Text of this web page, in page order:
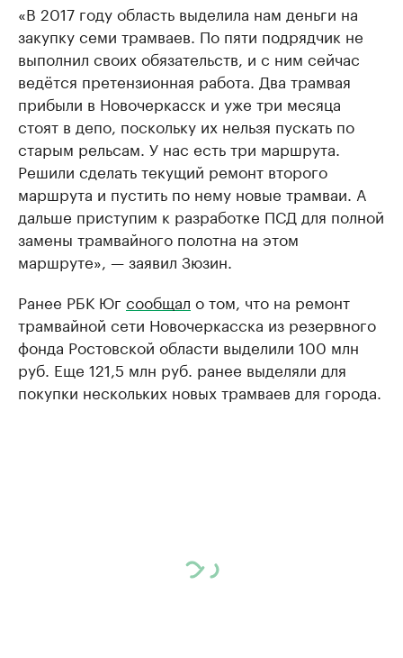
«В 2017 году область выделила нам деньги на
закупку семи трамваев. По пяти подрядчик не
выполнил своих обязательств, и с ним сейчас
ведётся претензионная работа. Два трамвая
прибыли в Новочеркасск и уже три месяца
стоят в депо, поскольку их нельзя пускать по
старым рельсам. У нас есть три маршрута.
Решили сделать текущий ремонт второго
маршрута и пустить по нему новые трамваи. А
дальше приступим к разработке ПСД для полной
замены трамвайного полотна на этом
маршруте», — заявил Зюзин.
Ранее РБК Юг сообщал о том, что на ремонт
трамвайной сети Новочеркасска из резервного
фонда Ростовской области выделили 100 млн
руб. Еще 121,5 млн руб. ранее выделяли для
покупки нескольких новых трамваев для города.